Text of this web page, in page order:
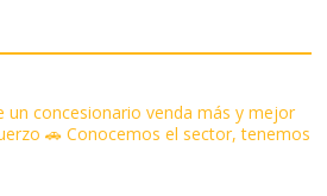
un concesionario venda más y mejor
🚗 Conocemos el sector, tenemos